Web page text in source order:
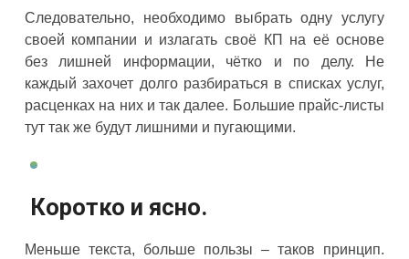
Следовательно, необходимо выбрать одну услугу
своей компании и излагать своё КП на её основе
без лишней информации, чётко и по делу. Не
каждый захочет долго разбираться в списках услуг,
расценках на них и так далее. Большие прайс-листы
тут так же будут лишними и пугающими.
Коротко и ясно.
Меньше текста, больше пользы – таков принцип.